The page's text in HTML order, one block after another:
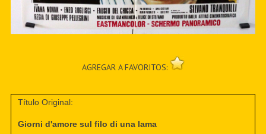
AGREGAR A FAVORITOS:
Título Original:
Giorni d'amore sul filo di una lama